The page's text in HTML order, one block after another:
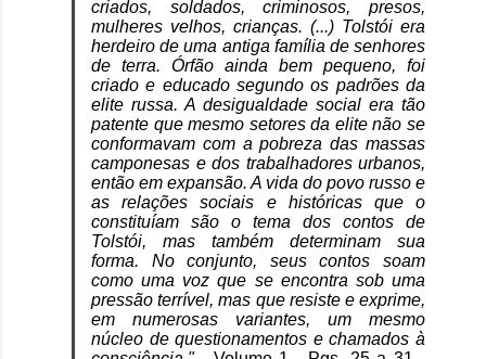
criados, soldados, criminosos, presos,
mulheres velhos, crianças. (...) Tolstói era
herdeiro de uma antiga família de senhores
de terra. Órfão ainda bem pequeno, foi
criado e educado segundo os padrões da
elite russa. A desigualdade social era tão
patente que mesmo setores da elite não se
conformavam com a pobreza das massas
camponesas e dos trabalhadores urbanos,
então em expansão. A vida do povo russo e
as relações sociais e históricas que o
constituíam são o tema dos contos de
Tolstói, mas também determinam sua
forma. No conjunto, seus contos soam
como uma voz que se encontra sob uma
pressão terrível, mas que resiste e exprime,
em numerosas variantes, um mesmo
núcleo de questionamentos e chamados à